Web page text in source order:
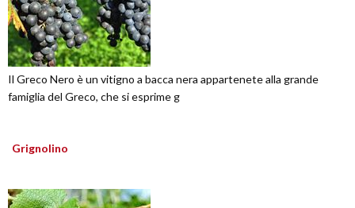
Il Greco Nero è un vitigno a bacca nera appartenete alla grande
famiglia del Greco, che si esprime g
Grignolino